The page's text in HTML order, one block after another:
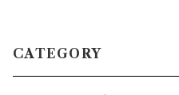
CATEGORY